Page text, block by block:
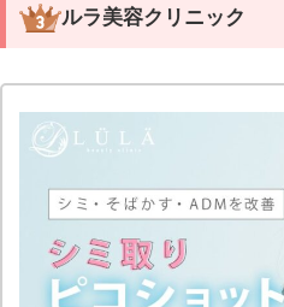
ルラ美容クリニック